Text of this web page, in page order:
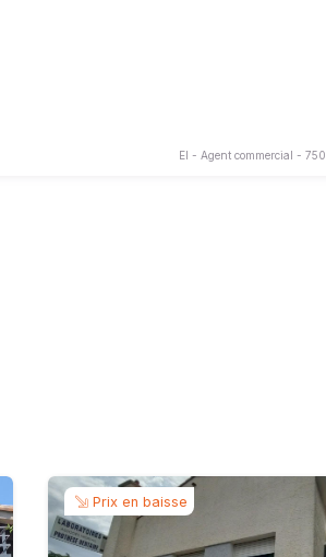
EI - Agent commercial -
avec écoute et efficacité.
Prix en baisse